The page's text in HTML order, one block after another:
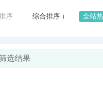
序 综合排序 ↓ 全站
选结果